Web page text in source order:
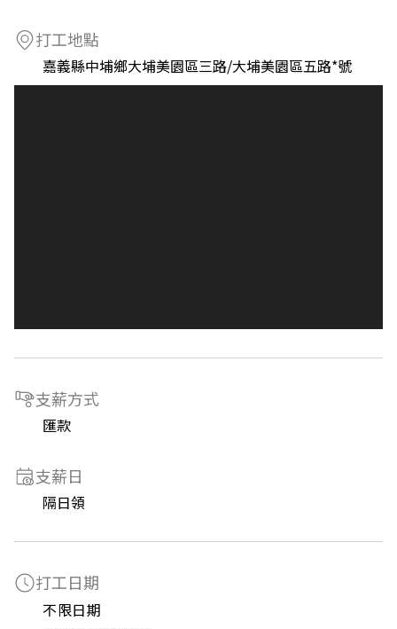
打工地點
嘉義縣中埔鄉大埔美園區三路/大埔美園區五路*號
支薪方式
匯款
支薪日
隔日領
打工日期
不限日期